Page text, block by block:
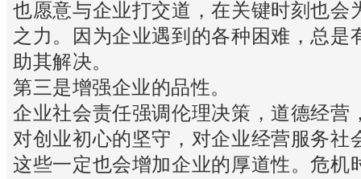
也愿意与企业打交道，在关键时刻也会
之力。因为企业遇到的各种困难，总是
助其解决。
第三是增强企业的品性。
企业社会责任强调伦理决策，道德经营
对创业初心的坚守，对企业经营服务社
这些一定也会增加企业的厚道性。危机